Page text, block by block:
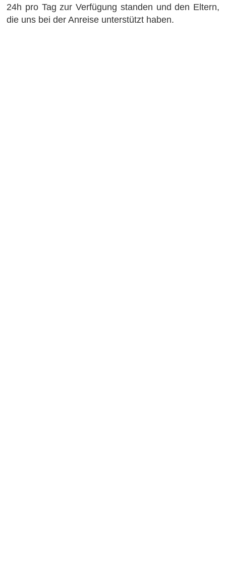
24h pro Tag zur Verfügung standen und den Eltern,
die uns bei der Anreise unterstützt haben.